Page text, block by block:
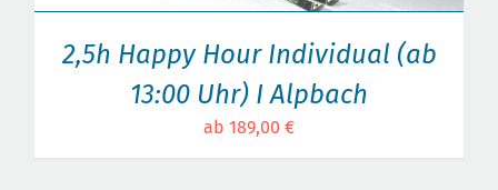
2,5h Happy Hour Individual (ab
13:00 Uhr) I Alpbach
ab 189,00 €